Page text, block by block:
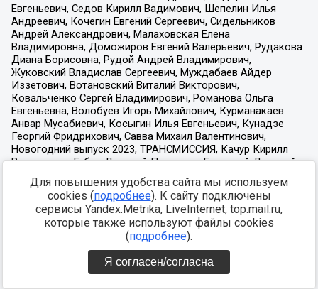
Для повышения удобства сайта мы используем
cookies (подробнее). К сайту подключены
сервисы Yandex.Metrika, LiveInternet, top.mail.ru,
которые также используют файлы cookies
(подробнее).
Я согласен/согласна